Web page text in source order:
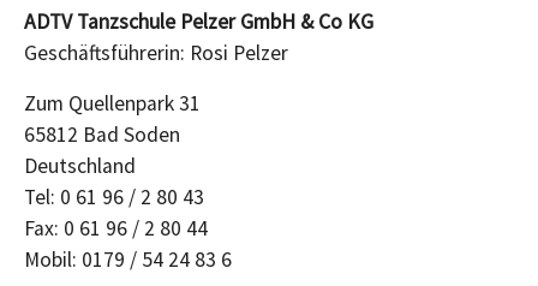
ADTV Tanzschule Pelzer GmbH & Co KG
Geschäftsführerin: Rosi Pelzer
Zum Quellenpark 31
65812 Bad Soden
Deutschland
Tel: 0 61 96 / 2 80 43
Fax: 0 61 96 / 2 80 44
Mobil: 0179 / 54 24 83 6